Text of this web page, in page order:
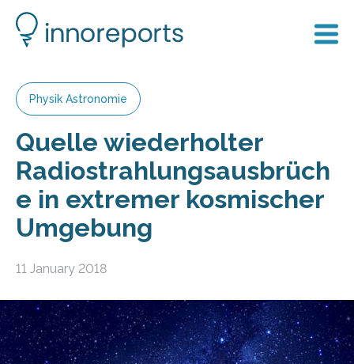
Physik Astronomie
Quelle wiederholter
Radiostrahlungsausbrüch
e in extremer kosmischer
Umgebung
11 January 2018